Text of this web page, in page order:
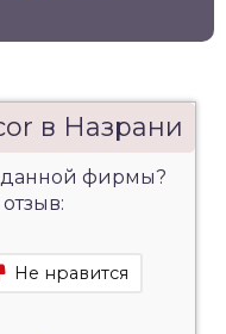
в Назрани
данной фирмы?
Не нравится